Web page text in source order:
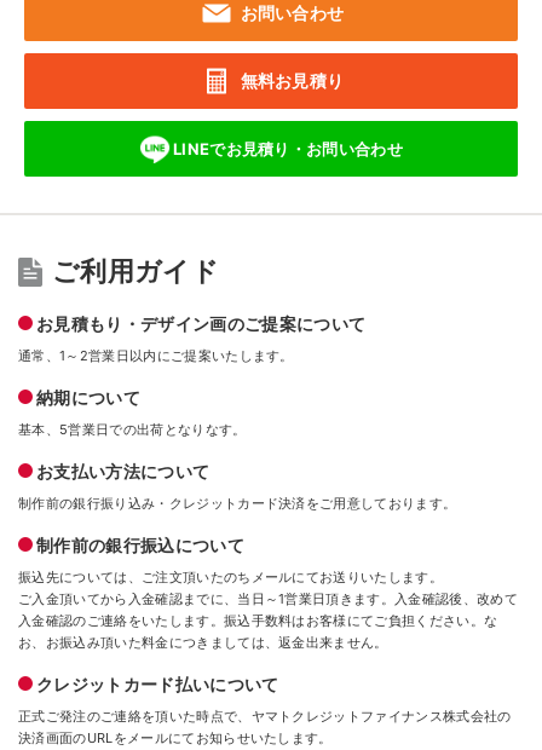
お問い合わせ
無料お見積り
LINEでお見積り・ お問い合わせ
ご利用ガイド
お見積もり・デザイン画のご提案について
通常、1～2営業日以内にご提案いたします。
納期について
基本、5営業日での出荷となりなす。
お支払い方法について
制作前の銀行振り込み・クレジットカード決済をご用意しております。
制作前の銀行振込について
振込先については、ご注文頂いたのちメールにてお送りいたします。
ご入金頂いてから入金確認までに、当日～1営業日頂きます。入金確認後、改めて
入金確認のご連絡をいたします。振込手数料はお客様にてご負担ください。な
お、お振込み頂いた料金につきましては、返金出来ません。
クレジットカード払いについて
正式ご発注のご連絡を頂いた時点で、ヤマトクレジットファイナンス株式会社の
決済画面のURLをメールにてお知らせいたします。